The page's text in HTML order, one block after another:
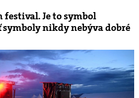
festival. Je to symbol
nikdy nebýva dobré